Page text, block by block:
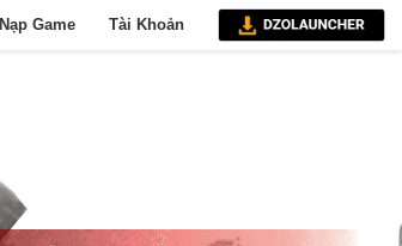
Nạp Game Tài Khoản